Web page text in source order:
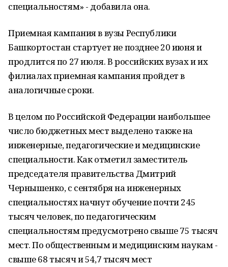
специальностям» - добавила она.
Приемная кампания в вузы Республики
Башкортостан стартует не позднее 20 июня и
продлится по 27 июля. В российских вузах и их
филиалах приемная кампания пройдет в
аналогичные сроки.
В целом по Российской Федерации наибольшее
число бюджетных мест выделено также на
инженерные, педагогические и медицинские
специальности. Как отметил заместитель
председателя правительства Дмитрий
Чернышенко, с сентября на инженерных
специальностях начнут обучение почти 245
тысяч человек, по педагогическим
специальностям предусмотрено свыше 75 тысяч
мест. По общественным и медицинским наукам -
свыше 68 тысяч и 54,7 тысяч мест